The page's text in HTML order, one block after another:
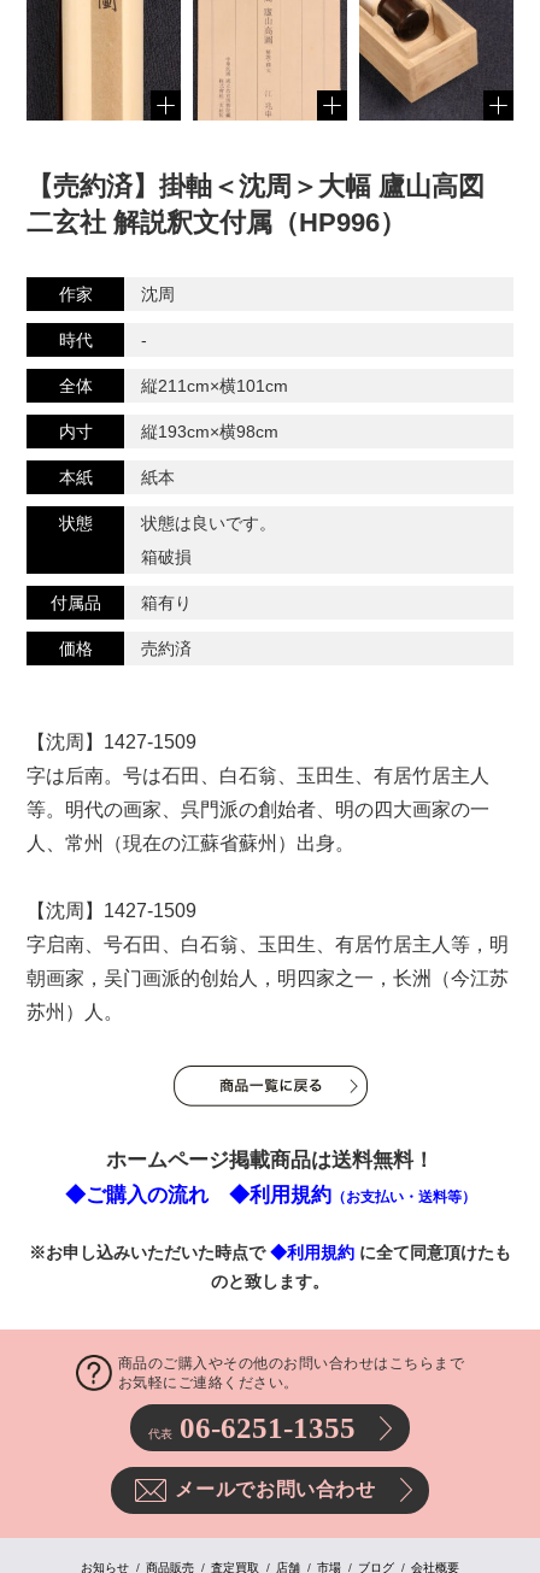
【売約済】掛軸＜沈周＞大幅 廬山高図
二玄社 解説釈文付属（HP996）
作家 沈周
時代 -
全体 縦211cm×横101cm
内寸 縦193cm×横98cm
本紙 紙本
状態
状態は良いです。
箱破損
付属品 箱有り
価格 売約済
【沈周】1427-1509
字は后南。号は石田、白石翁、玉田生、有居竹居主人
等。明代の画家、呉門派の創始者、明の四大画家の一
人、常州（現在の江蘇省蘇州）出身。
【沈周】1427-1509
字启南、号石田、白石翁、玉田生、有居竹居主人等，明
朝画家，吴门画派的创始人，明四家之一，长洲（今江苏
苏州）人。
ホームページ掲載商品は送料無料！
◆ご購入の流れ
◆利用規約 （お支払い・送料等）
※お申し込みいただいた時点で◆利用規約 に全て同意頂けたも
のと致します。
商品のご購入やその他のお問い合わせはこちらまで
お気軽にご連絡ください。
代表 06-6251-1355
メールでお問い合わせ
お知らせ 商品販売 査定買取 店舗 市場 ブログ 会社概要